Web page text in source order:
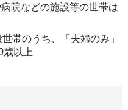
院などの施設等の世帯は
帯のうち、「夫婦のみ」
歳以上